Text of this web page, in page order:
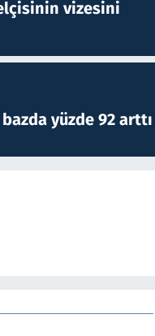
vizesini
yüzde 92 arttı